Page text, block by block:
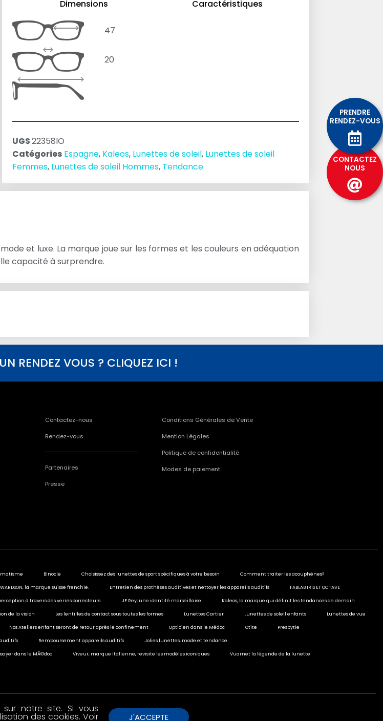
Dimensions
47
20
Caractéristiques
UGS22358IO
Catégories Espagne, Kaleos, Lunettes de soleil, Lunettes de soleil
Femmes, Lunettes de soleil Hommes, Tendance
et luxe. La marque joue sur les formes et les couleurs en adéquation
capacité à surprendre.
RENDEZ VOUS ? CLIQUEZ ICI !
Contactez-nous
Rendez-vous
Partenaires
Presse
Conditions Générales de Vente
Mention Légales
Politique de confidentialité
Modes de paiement
Binocle Choisissez des lunettes de sport spécifiques à votre besoin Comment traiter les acouphènes?
la marque suisse frenchie. Entretien des prothèses auditives et nettoyer les appareils auditifs FABLAB IRIS ET OCTAVE
à travers des verres correcteurs. JF Rey, une identité marseillaise Kaleos, la marque qui définit les tendances de demain
de la vision Les lentilles de contact sous toutes les formes Lunettes Cartier Lunettes de soleil enfants Lunettes de vue
Nos Ateliers enfant seront de retour après le confinement Opticien dans le Médoc Otite Presbytie
Remboursement appareils auditifs Jolies lunettes, mode et tendance.
dans le MÃ©doc Viveur, marque Italienne, revisite les modèles iconiques Vuarnet la légende de la lunette
PRENDRE
RENDEZ-VOUS
CONTACTEZ
NOUS
notre site. Si vous
des cookies. Voir J'ACCEPTE